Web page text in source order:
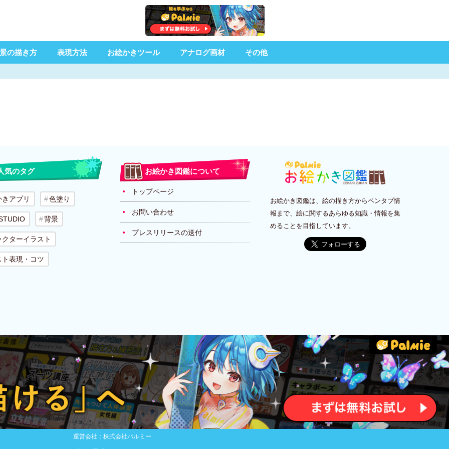
の描き方 表現方法 お絵かきツール アナログ画材 その他
気のタグ
アプリ 色塗り
背景
ターイラスト
ト表現・コツ
お絵かき図鑑について
トップページ
お問い合わせ
プレスリリースの送付
お絵かき図鑑は、絵の描き方からペンタブ情
報まで、絵に関するあらゆる知識・情報を集
めることを目指しています。
運営会社：株式会社パルミー